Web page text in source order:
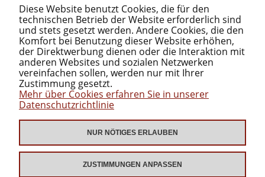
KATEGORIEN
ZUM DOWNLOAD
ZEIG DIE GANZE VERSION AN
Sklep internetowy Shoper.pl
Diese Website benutzt Cookies, die für den
technischen Betrieb der Website erforderlich sind
und stets gesetzt werden. Andere Cookies, die den
Komfort bei Benutzung dieser Website erhöhen,
der Direktwerbung dienen oder die Interaktion mit
anderen Websites und sozialen Netzwerken
vereinfachen sollen, werden nur mit Ihrer
Zustimmung gesetzt.
Mehr über Cookies erfahren Sie in unserer
Datenschutzrichtlinie
NUR NÖTIGES ERLAUBEN
ZUSTIMMUNGEN ANPASSEN